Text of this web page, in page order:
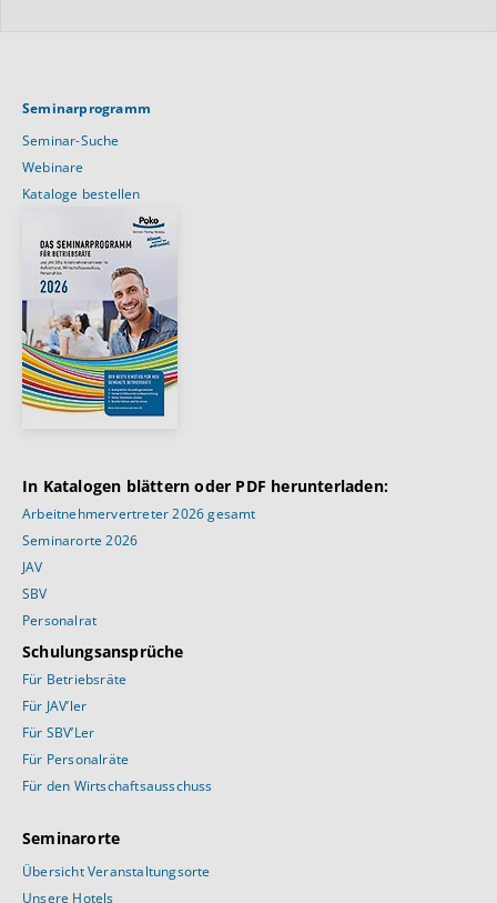
Seminarprogramm
Seminar-Suche
Webinare
Kataloge bestellen
In Katalogen blättern oder PDF herunterladen:
Arbeitnehmervertreter 2026 gesamt
Seminarorte 2026
JAV
SBV
Personalrat
Schulungsansprüche
Für Betriebsräte
Für JAV’ler
Für SBV’Ler
Für Personalräte
Für den Wirtschaftsausschuss
Seminarorte
Übersicht Veranstaltungsorte
Unsere Hotels